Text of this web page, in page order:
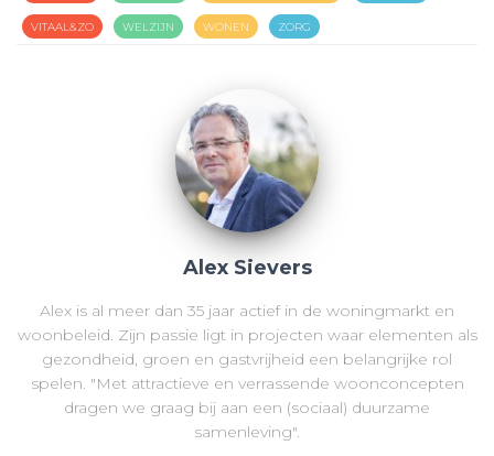
VITAAL&ZO WELZIJN WONEN ZORG
Alex Sievers
Alex is al meer dan 35 jaar actief in de woningmarkt en
woonbeleid. Zijn passie ligt in projecten waar elementen als
gezondheid, groen en gastvrijheid een belangrijke rol
spelen. "Met attractieve en verrassende woonconcepten
dragen we graag bij aan een (sociaal) duurzame
samenleving".